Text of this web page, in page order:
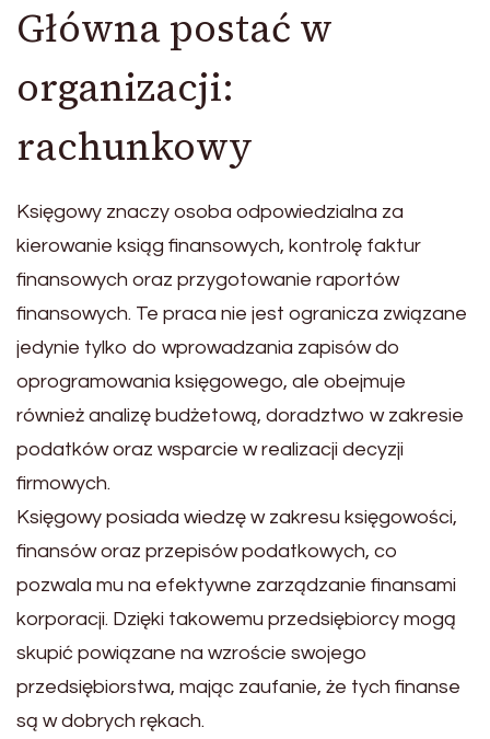
Główna postać w
organizacji:
rachunkowy
Księgowy znaczy osoba odpowiedzialna za
kierowanie ksiąg finansowych, kontrolę faktur
finansowych oraz przygotowanie raportów
finansowych. Te praca nie jest ogranicza związane
jedynie tylko do wprowadzania zapisów do
oprogramowania księgowego, ale obejmuje
również analizę budżetową, doradztwo w zakresie
podatków oraz wsparcie w realizacji decyzji
firmowych.
Księgowy posiada wiedzę w zakresu księgowości,
finansów oraz przepisów podatkowych, co
pozwala mu na efektywne zarządzanie finansami
korporacji. Dzięki takowemu przedsiębiorcy mogą
skupić powiązane na wzroście swojego
przedsiębiorstwa, mając zaufanie, że tych finanse
są w dobrych rękach.